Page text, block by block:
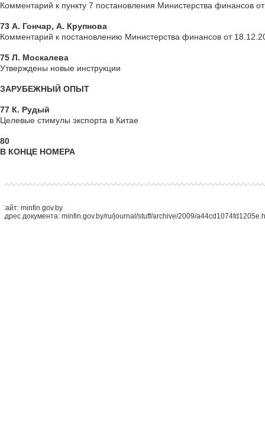
Комментарий к пункту 7 постановления Министерства финансов
73 А. Гончар, А. Крупнова
Комментарий к постановлению Министерства финансов от
75 Л. Москалева
Утверждены новые инструкции
ЗАРУБЕЖНЫЙ ОПЫТ
77 К. Рудый
Целевые стимулы экспорта в Китае
80
В КОНЦЕ НОМЕРА
Сайт: minfin.gov.by
Адрес документа: minfin.gov.by/ru/journal/stuff/archive/2009/